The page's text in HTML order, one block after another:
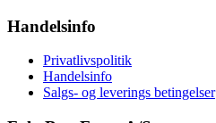
Handelsinfo
Privatlivspolitik
Handelsinfo
Salgs- og leverings betingelser